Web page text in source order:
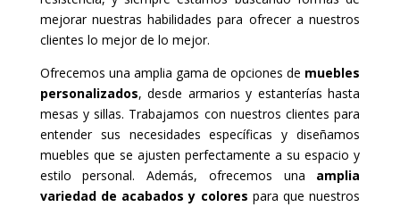
mejorar nuestras habilidades para ofrecer a nuestros
clientes lo mejor de lo mejor.
Ofrecemos una amplia gama de opciones de muebles
personalizados, desde armarios y estanterías hasta
mesas y sillas. Trabajamos con nuestros clientes para
entender sus necesidades específicas y diseñamos
muebles que se ajusten perfectamente a su espacio y
estilo personal. Además, ofrecemos una amplia
variedad de acabados y colores para que nuestros